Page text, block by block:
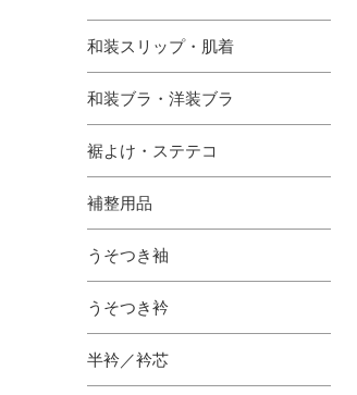
和装スリップ・肌着
和装ブラ・洋装ブラ
裾よけ・ステテコ
補整用品
うそつき袖
うそつき衿
半衿／衿芯